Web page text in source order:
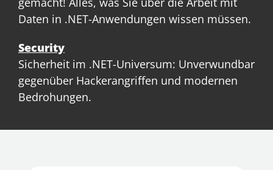
Daten in .NET-Anwendungen wissen müssen.
Security
Sicherheit im .NET-Universum: Unverwundbar
gegenüber Hackerangriffen und modernen
Bedrohungen.